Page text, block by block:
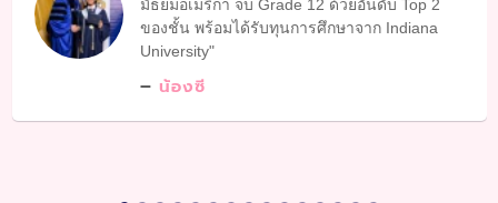
มัธยมอเมริกา จบ Grade 12 ด้วยอันดับ Top 2
ของชั้น พร้อมได้รับทุนการศึกษาจาก Indiana
University
น้องซี